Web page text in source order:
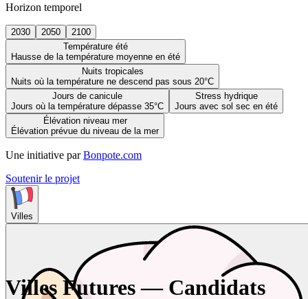
Horizon temporel
2030 2050
2100
Température été
Hausse de la température moyenne en été
Nuits tropicales
Nuits où la température ne descend pas sous 20°C
Jours de canicule
Jours où la température dépasse 35°C
Stress hydrique
Jours avec sol sec en été
Élévation niveau mer
Élévation prévue du niveau de la mer
Une initiative par Bonpote.com
Soutenir le projet
Villes
Villes Futures — Candidats